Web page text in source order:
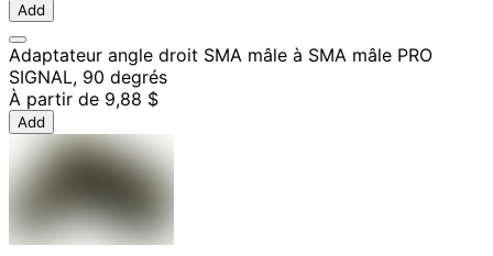
Add
Adaptateur angle droit SMA mâle à SMA mâle PRO
SIGNAL, 90 degrés
À partir de 9,88 $
Add